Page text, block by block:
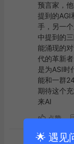
预言家，
提到的AGI
手，另一
中提到的
能涌现的
代的革新
是为ASI时
能和一群
期待这个
来AI
点赞
🌟 遇见